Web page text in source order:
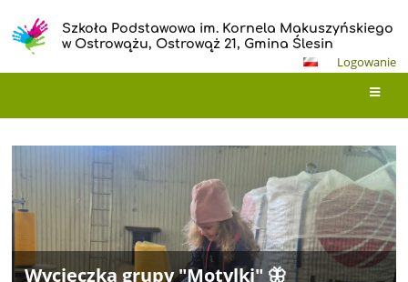
Szkoła Podstawowa im. Kornela Makuszyńskiego
w Ostrowążu, Ostrowąż 21, Gmina Ślesin
Logowanie
Strona
główna
Wielkanocne serca – warsztaty z
rodzicami na rzecz hospicjum 🐣🐇
Wielkanocne serca – warsztaty z rodzicami na rzecz hospicjum
Za nami wyjątkowe warsztaty wielkanocne, które odbyły się w
naszym przedszkolu.